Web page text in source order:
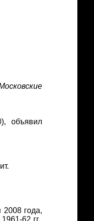
объявил
2008 года,
62 гг.,